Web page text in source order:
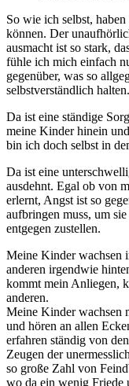
So wie ich selbst,
können. Der
ausmacht ist so stark,
fühle ich mich einfach
gegenüber, was so
selbstverständlich halten.
Da ist eine ständige
meine Kinder hinein
bin ich doch selbst in
Da ist eine
ausdehnt. Egal ob von
erlernt, Angst ist so
aufbringen muss, um
entgegen zustellen.
Meine Kinder wachsen
anderen irgendwie
kommt mein Anliegen,
anderen.
Meine Kinder wachsen
und hören an allen
erfahren ständig von
Zeugen der
so große Zahl von
wo da ein wenig Friede